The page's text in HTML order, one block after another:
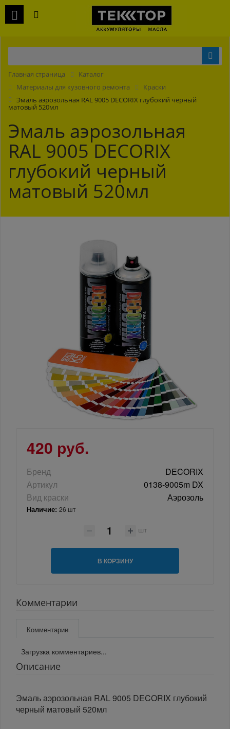
Главная страница
Каталог
Материалы для кузовного ремонта
Краски
Эмаль аэрозольная RAL 9005 DECORIX глубокий черный
матовый 520мл
Эмаль аэрозольная
RAL 9005 DECORIX
глубокий черный
матовый 520мл
420 руб.
Бренд
DECORIX
Артикул
0138-9005m DX
Вид краски
Аэрозоль
Наличие: 26 шт
шт
В КОРЗИНУ
Комментарии
Комментарии
Загрузка комментариев...
Описание
Эмаль аэрозольная RAL 9005 DECORIX глубокий
черный матовый 520мл